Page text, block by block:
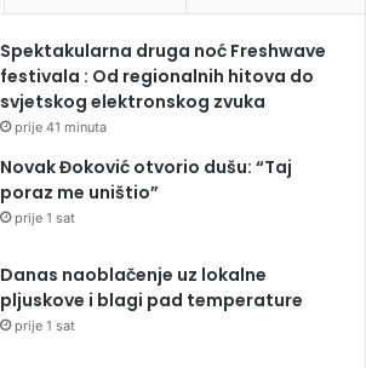
Spektakularna druga noć Freshwave
festivala : Od regionalnih hitova do
svjetskog elektronskog zvuka
prije 41 minuta
Novak Đoković otvorio dušu: “Taj
poraz me uništio”
prije 1 sat
Danas naoblačenje uz lokalne
pljuskove i blagi pad temperature
prije 1 sat